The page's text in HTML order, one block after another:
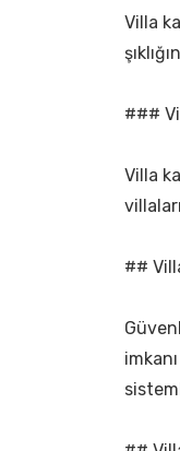
Villa
###
Villa
##